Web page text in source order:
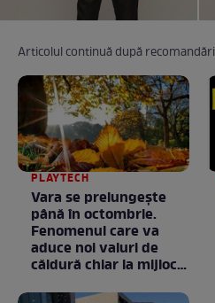
Articolul continuă după recomandări
PLAYTECH
Vara se prelungeşte
până în octombrie.
Fenomenul care va
aduce noi valuri de
căldură chiar la mijlocul